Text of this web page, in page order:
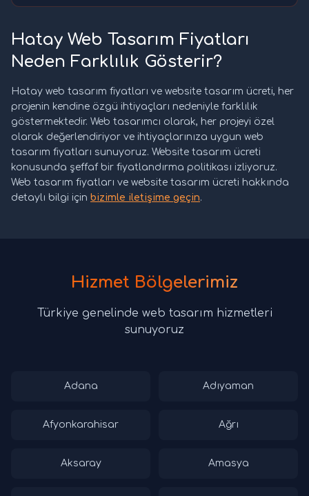
Hatay Web Tasarım Fiyatları
Neden Farklılık Gösterir?
Hatay web tasarım fiyatları ve website tasarım ücreti, her
projenin kendine özgü ihtiyaçları nedeniyle farklılık
göstermektedir. Web tasarımcı olarak, her projeyi özel
olarak değerlendiriyor ve ihtiyaçlarınıza uygun web
tasarım fiyatları sunuyoruz. Website tasarım ücreti
konusunda şeffaf bir fiyatlandırma politikası izliyoruz.
Web tasarım fiyatları ve website tasarım ücreti hakkında
detaylı bilgi için bizimle iletişime geçin.
Hizmet Bölgelerimiz
Türkiye genelinde web tasarım hizmetleri
sunuyoruz
Adana Adıyaman
Afyonkarahisar Ağrı
Aksaray Amasya